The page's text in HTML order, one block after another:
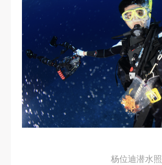
杨位迪潜水照